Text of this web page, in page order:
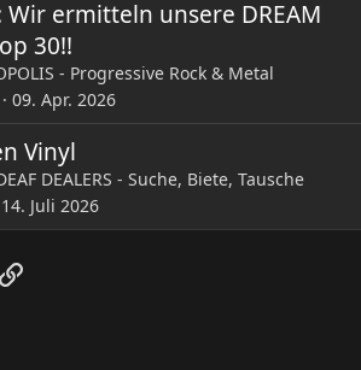
Wir ermitteln unsere DREAM
30!!
- Progressive Rock & Metal
09. Apr. 2026
Vinyl
DEALERS - Suche, Biete, Tausche
14. Juli 2026
Link